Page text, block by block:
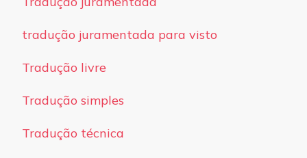
tradução juramentada para visto
Tradução livre
Tradução simples
Tradução técnica